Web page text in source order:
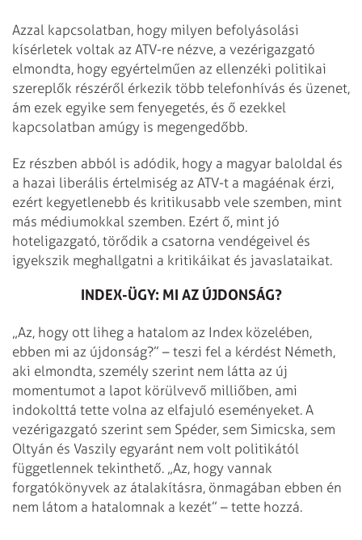
Azzal kapcsolatban, hogy milyen befolyásolási
kísérletek voltak az ATV-re nézve, a vezérigazgató
elmondta, hogy egyértelműen az ellenzéki politikai
szereplők részéről érkezik több telefonhívás és üzenet,
ám ezek egyike sem fenyegetés, és ő ezekkel
kapcsolatban amúgy is megengedőbb.
Ez részben abból is adódik, hogy a magyar baloldal és
a hazai liberális értelmiség az ATV-t a magáénak érzi,
ezért kegyetlenebb és kritikusabb vele szemben, mint
más médiumokkal szemben. Ezért ő, mint jó
hoteligazgató, törődik a csatorna vendégeivel és
igyekszik meghallgatni a kritikáikat és javaslataikat.
INDEX-ÜGY: MI AZ ÚJDONSÁG?
„Az, hogy ott liheg a hatalom az Index közelében,
ebben mi az újdonság?” – teszi fel a kérdést Németh,
aki elmondta, személy szerint nem látta az új
momentumot a lapot körülvevő milliőben, ami
indokolttá tette volna az elfajuló eseményeket. A
vezérigazgató szerint sem Spéder, sem Simicska, sem
Oltyán és Vaszily egyaránt nem volt politikától
függetlennek tekinthető. „Az, hogy vannak
forgatókönyvek az átalakításra, önmagában ebben én
nem látom a hatalomnak a kezét” – tette hozzá.